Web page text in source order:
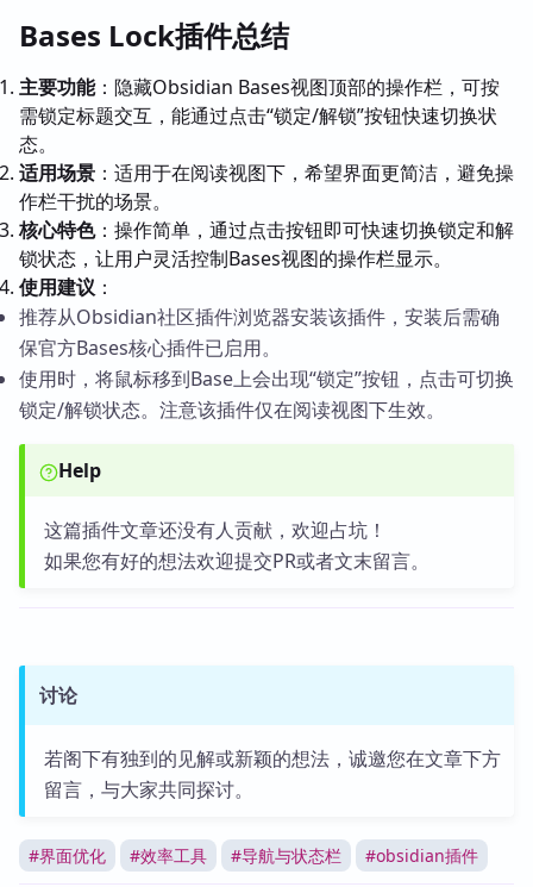
Bases Lock插件总结
主要功能：隐藏Obsidian Bases视图顶部的操作栏，可按
需锁定标题交互，能通过点击“锁定/解锁”按钮快速切换状
态。
适用场景 ：适用于在阅读视图下，希望界面更简洁，避免操
作栏干扰的场景。
核心特色：操作简单，通过点击按钮即可快速切换锁定和解
锁状态，让用户灵活控制Bases视图的操作栏显示。
使用建议 ：
推荐从Obsidian社区插件浏览器安装该插件，安装后需确
保官方Bases核心插件已启用。
使用时，将鼠标移到Base上会出现“锁定”按钮，点击可切换
锁定/解锁状态。注意该插件仅在阅读视图下生效。
Help
这篇插件文章还没有人贡献，欢迎占坑！
如果您有好的想法欢迎提交PR或者文末留言。
讨论
若阁下有独到的见解或新颖的想法，诚邀您在文章下方
留言，与大家共同探讨。
#界面优化 #效率工具 #导航与状态栏 #obsidian插件